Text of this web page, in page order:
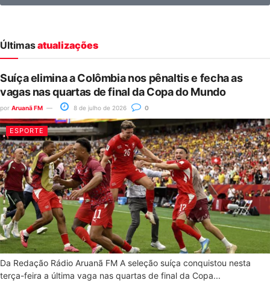
Últimasatualizações
Suíça elimina a Colômbia nos pênaltis e fecha as
vagas nas quartas de final da Copa do Mundo
por Aruanã FM 8 de julho de 2026 0
ESPORTE
Da Redação Rádio Aruanã FM A seleção suíça conquistou nesta
terça-feira a última vaga nas quartas de final da Copa...